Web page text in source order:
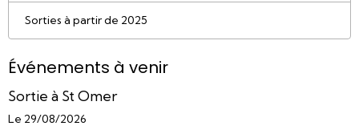
Sorties à partir de 2025
Événements à venir
Sortie à St Omer
Le 29/08/2026